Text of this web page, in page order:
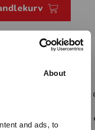
About
and ads, to
varsel om - Bruk hjelm
materiale eller tekst,